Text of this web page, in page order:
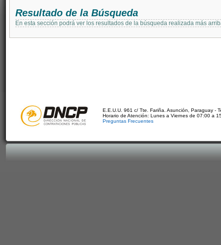
Resultado de la Búsqueda
En esta sección podrá ver los resultados de la búsqueda realizada más
E.E.U.U. 961 c/ Tte. Fariña. Asunción, Paraguay -
Horario de Atención: Lunes a Viernes de 07:00 a
Preguntas Frecuentes